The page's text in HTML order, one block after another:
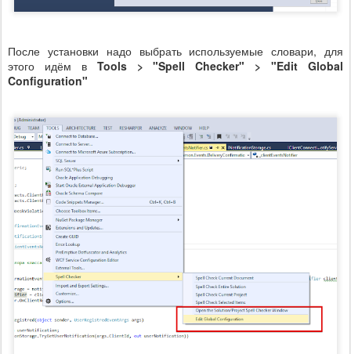
После установки надо выбрать используемые словари, для
этого идём в Tools > "Spell Checker" > "Edit Global
Configuration"